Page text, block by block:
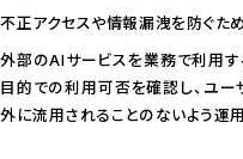
不正アクセスや情報漏洩を防ぐた
外部のAIサービスを業務で利用
目的での利用可否を確認し、ユ
外に流用されることのないよう運用